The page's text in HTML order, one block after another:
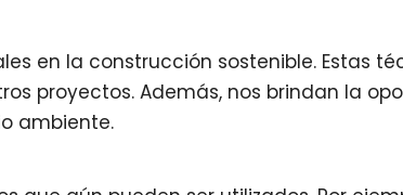
en la construcción sostenible. Estas
proyectos. Además, nos brindan la
ambiente.